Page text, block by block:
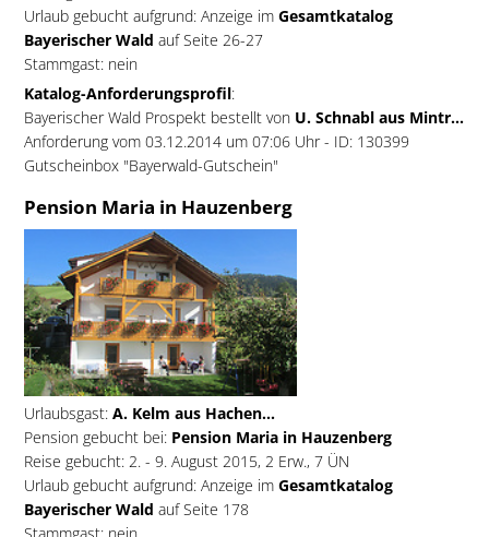
Urlaub gebucht aufgrund: Anzeige im Gesamtkatalog
Bayerischer Wald auf Seite 26-27
Stammgast: nein
Katalog-Anforderungsprofil:
Bayerischer Wald Prospekt bestellt von U. Schnabl aus Mintr...
Anforderung vom 03.12.2014 um 07:06 Uhr - ID: 130399
Gutscheinbox "Bayerwald-Gutschein"
Pension Maria in Hauzenberg
Urlaubsgast: A. Kelm aus Hachen...
Pension gebucht bei: Pension Maria in Hauzenberg
Reise gebucht: 2. - 9. August 2015, 2 Erw., 7 ÜN
Urlaub gebucht aufgrund: Anzeige im Gesamtkatalog
Bayerischer Wald auf Seite 178